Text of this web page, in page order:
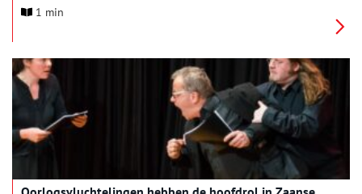
decorontwerpen.
1 min